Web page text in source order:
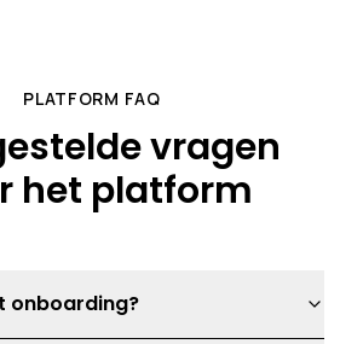
PLATFORM FAQ
vragen
het platform
onboarding?